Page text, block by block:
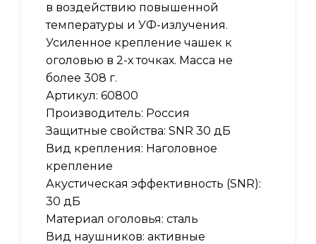
в воздействию повышенной
температуры и УФ-излучения.
Усиленное крепление чашек к
оголовью в 2-х точках. Масса не
более 308 г.
Артикул: 60800
Производитель: Россия
Защитные свойства: SNR 30 дБ
Вид крепления: Наголовное
крепление
Акустическая эффективность (SNR):
30 дБ
Материал оголовья: сталь
Вид наушников: активные